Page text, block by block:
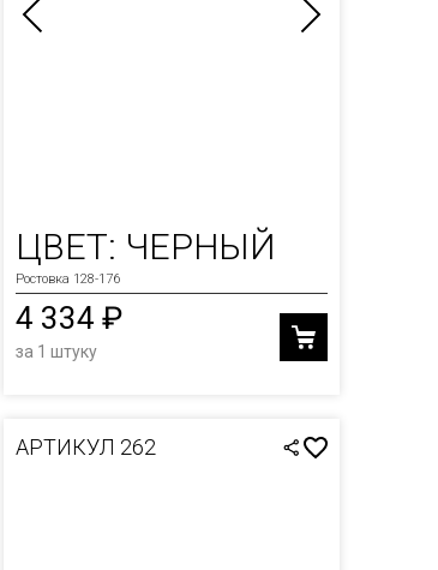
ЦВЕТ: ЧЕРНЫЙ
Ростовка 128-176
4 334 ₽
за 1 штуку
АРТИКУЛ 262